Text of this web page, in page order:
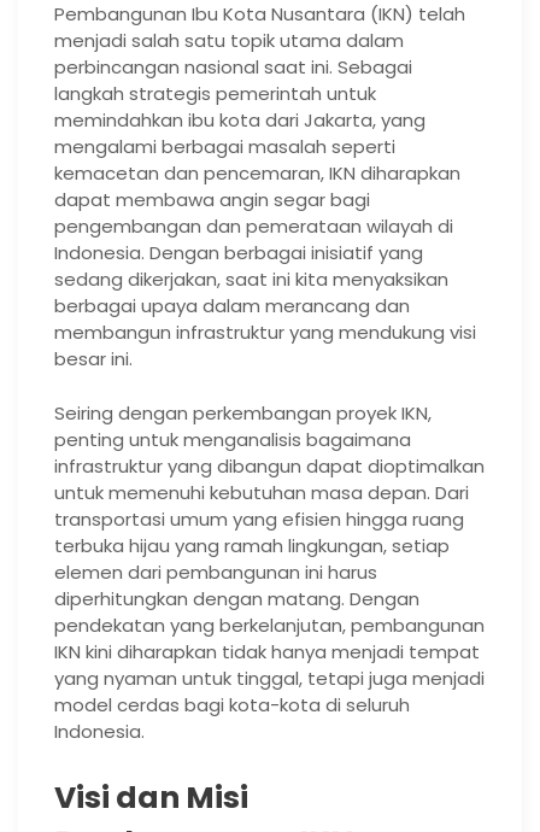
Pembangunan Ibu Kota Nusantara (IKN) telah
menjadi salah satu topik utama dalam
perbincangan nasional saat ini. Sebagai
langkah strategis pemerintah untuk
memindahkan ibu kota dari Jakarta, yang
mengalami berbagai masalah seperti
kemacetan dan pencemaran, IKN diharapkan
dapat membawa angin segar bagi
pengembangan dan pemerataan wilayah di
Indonesia. Dengan berbagai inisiatif yang
sedang dikerjakan, saat ini kita menyaksikan
berbagai upaya dalam merancang dan
membangun infrastruktur yang mendukung visi
besar ini.
Seiring dengan perkembangan proyek IKN,
penting untuk menganalisis bagaimana
infrastruktur yang dibangun dapat dioptimalkan
untuk memenuhi kebutuhan masa depan. Dari
transportasi umum yang efisien hingga ruang
terbuka hijau yang ramah lingkungan, setiap
elemen dari pembangunan ini harus
diperhitungkan dengan matang. Dengan
pendekatan yang berkelanjutan, pembangunan
IKN kini diharapkan tidak hanya menjadi tempat
yang nyaman untuk tinggal, tetapi juga menjadi
model cerdas bagi kota-kota di seluruh
Indonesia.
Visi dan Misi